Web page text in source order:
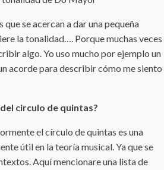
que se acercan a dar una pequeña
la tonalidad…. Porque muchas veces
algo. Yo uso mucho por ejemplo un
acorde para describir cómo me siento
circulo de quintas?
el círculo de quintas es una
útil en la teoría musical. Ya que se
Aquí mencionare una lista de